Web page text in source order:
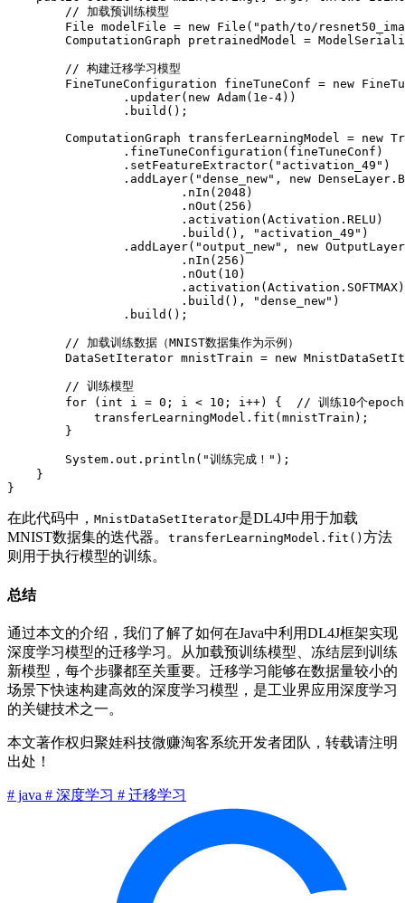
// 加载预训练模型
File modelFile = new File ( "path/to/
ComputationGraph pretrainedModel =
// 构建迁移学习模型
FineTuneConfiguration fineTuneConf = new
. updater( new Adam( 1e-4) )
. build ( ) ;
ComputationGraph transferLearningModel = new
. fineTuneConfiguration ( fineTuneConf )
. setFeatureExtractor( "activation_49" )
. addLayer( "dense_new" , new DenseLayer .
. nIn ( 2048 )
. nOut ( 256 )
. activation ( Activation . RELU )
. build ( ) , "activation_49" )
. addLayer( "output_new" , new OutputLayer
. nIn ( 256 )
. nOut ( 10 )
. activation ( Activation . SOFTMAX)
. build ( ) , "dense_new" )
. build ( ) ;
// 加载训练数据（MNIST数据集作为示例）
DataSetIterator mnistTrain = new
// 训练模型
for
( int i = 0 ; i < 10 ; i++) {
// 训练10个epoch
            transferLearningModel
. fit ( mnistTrain ) ;
}
System . out . println ( "训练完成！" ) ;
}
}
在此代码中， MnistDataSetIterator是DL4J中用于加载
MNIST数据集的迭代器。 transferLearningModel.fit() 方法
则用于执行模型的训练。
总结
通过本文的介绍，我们了解了如何在Java中利用DL4J框架实现
深度学习模型的迁移学习。从加载预训练模型、冻结层到训练
新模型，每个步骤都至关重要。迁移学习能够在数据量较小的
场景下快速构建高效的深度学习模型，是工业界应用深度学习
的关键技术之一。
本文著作权归聚娃科技微赚淘客系统开发者团队，转载请注明
出处！
# java # 深度学习 # 迁移学习